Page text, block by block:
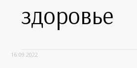
здоровье
16.09.2022